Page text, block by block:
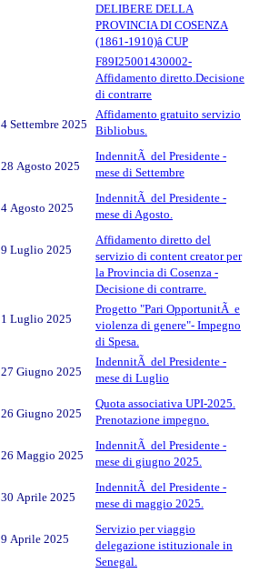
DELIBERE DELLA
PROVINCIA DI COSENZA
(1861-1910)â CUP
F89I25001430002-
Affidamento diretto.Decisione
di contrarre
4 Settembre 2025
Affidamento gratuito servizio
Bibliobus.
28 Agosto 2025
IndennitÃ del Presidente -
mese di Settembre
4 Agosto 2025
IndennitÃ del Presidente -
mese di Agosto.
9 Luglio 2025
Affidamento diretto del
servizio di content creator per
la Provincia di Cosenza -
Decisione di contrarre.
1 Luglio 2025
Progetto "Pari OpportunitÃ e
violenza di genere"- Impegno
di Spesa.
27 Giugno 2025
IndennitÃ del Presidente -
mese di Luglio
26 Giugno 2025
Quota associativa UPI-2025.
Prenotazione impegno.
26 Maggio 2025
IndennitÃ del Presidente -
mese di giugno 2025.
30 Aprile 2025
IndennitÃ del Presidente -
mese di maggio 2025.
9 Aprile 2025
Servizio per viaggio
delegazione istituzionale in
Senegal.